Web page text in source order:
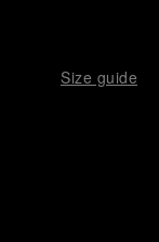
Size guide